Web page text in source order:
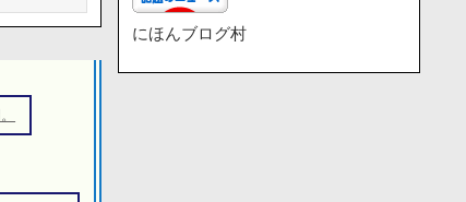
にほんブログ村